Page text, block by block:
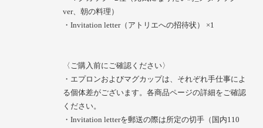
ver、朝の料理）
・Invitation letter（アトリエへの招待状） ×1
〈ご購入前にご確認ください〉
・エプロンおよびマグカップは、それぞれ手仕事によ
る個体差がございます。各商品ページの詳細をご確認
ください。
・Invitation letterを郵送の際は所定の切手（国内110